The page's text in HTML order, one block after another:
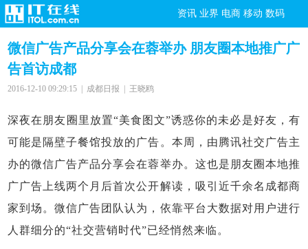
资讯 业界 电商 移动 数码
微信广告产品分享会在蓉举办 朋友圈本地推广广
告首访成都
2016-12-10 09:29:15 | 成都日报 | 王晓鸥
深夜在朋友圈里放置“美食图文”诱惑你的未必是好友，有
可能是隔壁子餐馆投放的广告。本周，由腾讯社交广告主
办的微信广告产品分享会在蓉举办。这也是朋友圈本地推
广广告上线两个月后首次公开解读，吸引近千余名成都商
家到场。微信广告团队认为，依靠平台大数据对用户进行
人群细分的“社交营销时代”已经悄然来临。